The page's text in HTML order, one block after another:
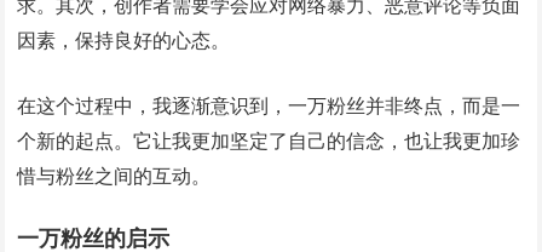
求。其次，创作者需要学会应对网络暴力、恶意评论等负面
因素，保持良好的心态。
在这个过程中，我逐渐意识到，一万粉丝并非终点，而是一
个新的起点。它让我更加坚定了自己的信念，也让我更加珍
惜与粉丝之间的互动。
一万粉丝的启示